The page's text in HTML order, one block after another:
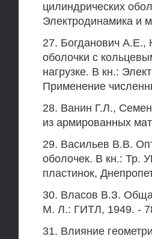
цилиндрических
Электродинамика и
27. Богданович А.Е.,
оболочки с
нагрузке. В кн.:
Применение
28. Ванин Г.Л.,
из армированных
29. Васильев В.В.
оболочек. В кн.: Тр.
пластинок,
30. Власов В.З.
М. Л.: ГИТЛ, 1949. -
31. Влияние